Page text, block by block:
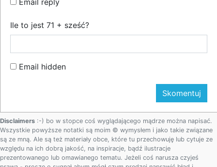
Email reply
Ile to jest 71 + sześć?
Email hidden
Disclaimers :-) bo w stopce coś wyglądającego mądrze można napisać.
Wszystkie powyższe notatki są moim © wymysłem i jako takie związane
są ze mną. Ale są też materiały obce, które tu przechowuję lub cytuje ze
względu na ich dobrą jakość, na inspiracje, bądź ilustracje
prezentowanego lub omawianego tematu. Jeżeli coś narusza czyjeś